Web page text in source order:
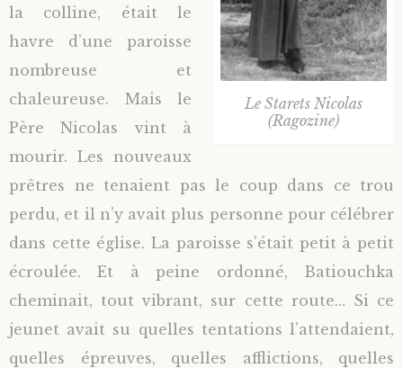
Le Starets Nicolas
(Ragozine)
la colline, était le
havre d’une paroisse
nombreuse et
chaleureuse. Mais le
Père Nicolas vint à
mourir. Les nouveaux
prêtres ne tenaient pas le coup dans ce trou
perdu, et il n’y avait plus personne pour célébrer
dans cette église. La paroisse s’était petit à petit
écroulée. Et à peine ordonné, Batiouchka
cheminait, tout vibrant, sur cette route… Si ce
jeunet avait su quelles tentations l’attendaient,
quelles épreuves, quelles afflictions, quelles